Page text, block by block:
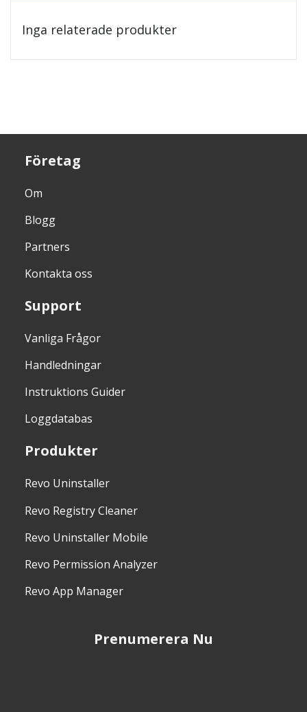
Inga relaterade produkter
Företag
Om
Blogg
Partners
Kontakta oss
Support
Vanliga Frågor
Handledningar
Instruktions Guider
Loggdatabas
Produkter
Revo Uninstaller
Revo Registry Cleaner
Revo Uninstaller Mobile
Revo Permission Analyzer
Revo App Manager
Prenumerera Nu